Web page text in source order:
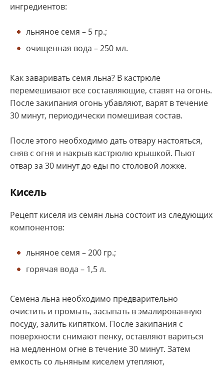
ингредиентов:
льняное семя – 5 гр.;
очищенная вода – 250 мл.
Как заваривать семя льна? В кастрюле
перемешивают все составляющие, ставят на огонь.
После закипания огонь убавляют, варят в течение
30 минут, периодически помешивая состав.
После этого необходимо дать отвару настояться,
сняв с огня и накрыв кастрюлю крышкой. Пьют
отвар за 30 минут до еды по столовой ложке.
Кисель
Рецепт киселя из семян льна состоит из следующих
компонентов:
льняное семя – 200 гр.;
горячая вода – 1,5 л.
Семена льна необходимо предварительно
очистить и промыть, засыпать в эмалированную
посуду, залить кипятком. После закипания с
поверхности снимают пенку, оставляют вариться
на медленном огне в течение 30 минут. Затем
емкость со льняным киселем утепляют,